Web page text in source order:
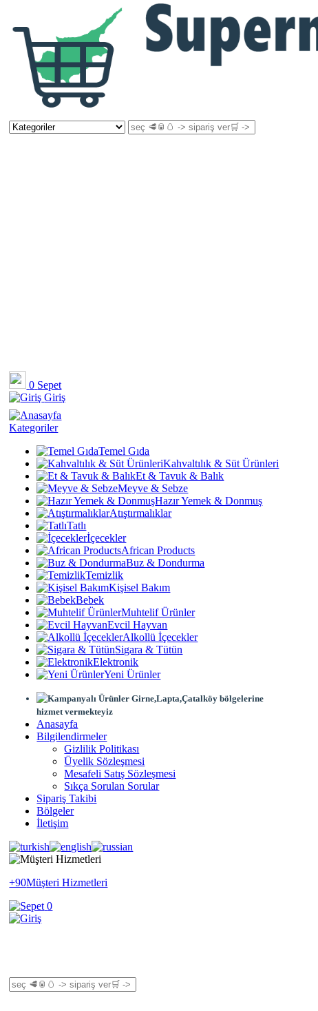
0 Sepet
Giriş
Kategoriler
Temel Gıda
Kahvaltılık & Süt Ürünleri
Et & Tavuk & Balık
Meyve & Sebze
Hazır Yemek & Donmuş
Atıştırmalıklar
Tatlı
İçecekler
African Products
Buz & Dondurma
Temizlik
Kişisel Bakım
Bebek
Muhtelif Ürünler
Evcil Hayvan
Alkollü İçecekler
Sigara & Tütün
Elektronik
Yeni Ürünler
Girne,Lapta,Çatalköy bölgelerine
hizmet vermekteyiz
Anasayfa
Bilgilendirmeler
Gizlilik Politikası
Üyelik Sözleşmesi
Mesafeli Satış Sözleşmesi
Sıkça Sorulan Sorular
Sipariş Takibi
Bölgeler
İletişim
+90Müşteri Hizmetleri
0